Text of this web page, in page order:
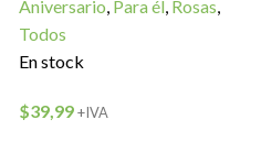
Aniversario, Para él, Rosas,
Todos
En stock
$39,99+IVA